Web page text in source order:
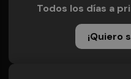
Todos los días a
¡Quiero